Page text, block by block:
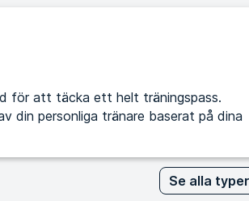
för att täcka ett helt träningspass.
din personliga tränare baserat på dina
Se alla typer